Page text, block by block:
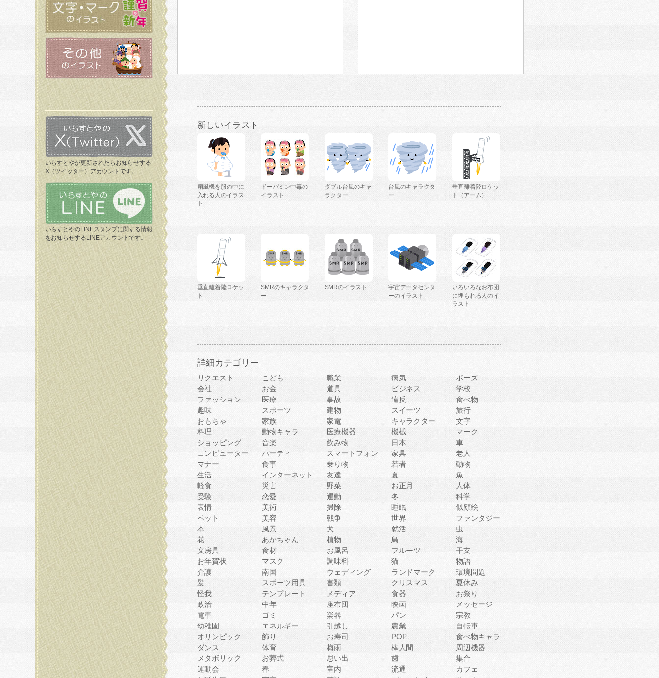
いらすとやが更新されたらお知らせする
X（ツイッター）アカウントです。
いらすとやのLINEスタンプに関する情報
をお知らせするLINEアカウントです。
新しいイラスト
扇風機を服の中に
入れる人のイラス
ト
ドーパミン中毒の
イラスト
ダブル台風のキャ
ラクター
台風のキャラクタ
ー
垂直離着陸ロケッ
ト（アーム）
垂直離着陸ロケッ
ト
SMRのキャラクタ
ー
SMRのイラスト
宇宙データセンタ
ーのイラスト
いろいろなお布団
に埋もれる人のイ
ラスト
詳細カテゴリー
リクエスト こども 職業 病気
ポーズ
会社
お金 道具 ビジネス
学校
ファッション
医療 事故 違反
食べ物
趣味
スポーツ 建物 スイーツ
旅行
おもちゃ
家族 家電 キャラクター
文字
料理
動物キャラ 医療機器 機械
マーク
ショッピング
音楽 飲み物 日本
車
コンピューター
パーティ スマートフォン 家具
老人
マナー
食事 乗り物 若者
動物
生活
インターネット 友達 夏
魚
軽食
災害 野菜 お正月
人体
受験
恋愛 運動 冬
科学
表情
美術 掃除 睡眠
似顔絵
ペット
美容 戦争 世界
ファンタジー
本
風景 犬 就活
虫
花
あかちゃん 植物 鳥
海
文房具
食材 お風呂 フルーツ
干支
お年賀状
マスク 調味料 猫
物語
介護
南国 ウェディング ランドマーク
環境問題
髪
スポーツ用具 書類 クリスマス
夏休み
怪我
テンプレート メディア 食器
お祭り
政治
中年 座布団 映画
メッセージ
電車
ゴミ 楽器 パン
宗教
幼稚園
エネルギー 引越し 農業
自転車
オリンピック
飾り お寿司 POP
食べ物キャラ
ダンス
体育 梅雨 棒人間
周辺機器
メタボリック
お葬式 思い出 歯
集合
運動会
春 室内 流通
カフェ